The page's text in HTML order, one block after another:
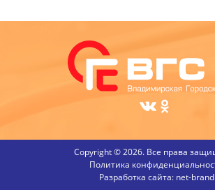
Copyright © 2026. Все права
Политика
Разработка сайта: net-brand